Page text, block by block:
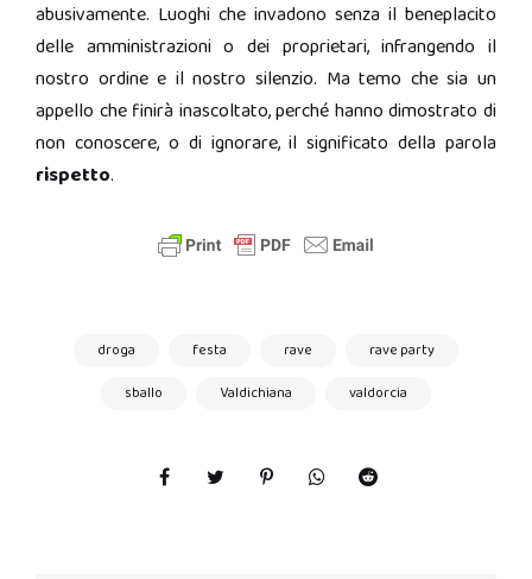
abusivamente. Luoghi che invadono senza il beneplacito
delle amministrazioni o dei proprietari, infrangendo il
nostro ordine e il nostro silenzio. Ma temo che sia un
appello che finirà inascoltato, perché hanno dimostrato di
non conoscere, o di ignorare, il significato della parola
rispetto.
droga festa rave
rave party
sballo
Valdichiana valdorcia